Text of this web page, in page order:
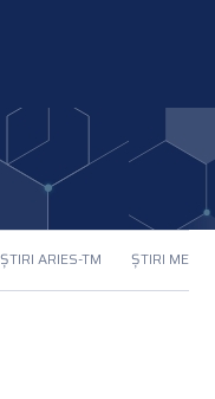
ȘTIRI ARIES-TM ȘTIRI